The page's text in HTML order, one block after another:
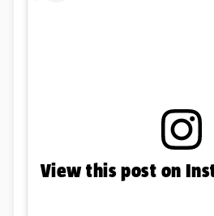
View this post on